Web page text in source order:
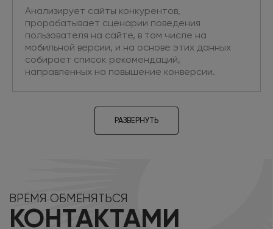
Анализирует сайты конкурентов,
прорабатывает сценарии поведения
пользователя на сайте, в том числе на
мобильной версии, и на основе этих данных
собирает список рекомендаций,
направленных на повышение конверсии.
необходимых для привлечения
дополнительного трафика из поиска. Проводит
аудит текущих интерфейсов на основе
РАЗВЕРНУТЬ
ВРЕМЯ ОБМЕНЯТЬСЯ
КОНТАКТАМИ